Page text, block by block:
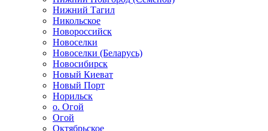
Нижний Тагил
Никольское
Новороссийск
Новоселки
Новоселки (Беларусь)
Новосибирск
Новый Киеват
Новый Порт
Норильск
о. Огой
Огой
Октябрьское